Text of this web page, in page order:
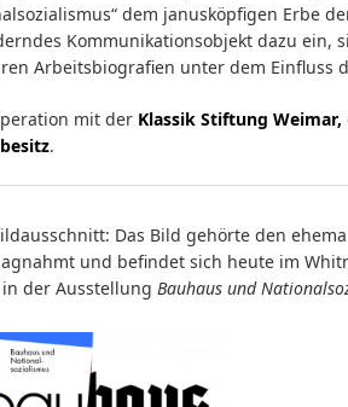
dem janusköpfigen Erbe
Kommunikationsobjekt dazu ein,
Arbeitsbiografien unter dem Einfluss
mit der Klassik Stiftung Weimar,
.
Das Bild gehörte den
und befindet sich heute im
der Ausstellung Bauhaus und